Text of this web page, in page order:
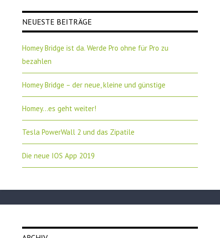
NEUESTE BEITRÄGE
Homey Bridge ist da. Werde Pro ohne für Pro zu
bezahlen
Homey Bridge – der neue, kleine und günstige
Homey…es geht weiter!
Tesla PowerWall 2 und das Zipatile
Die neue IOS App 2019